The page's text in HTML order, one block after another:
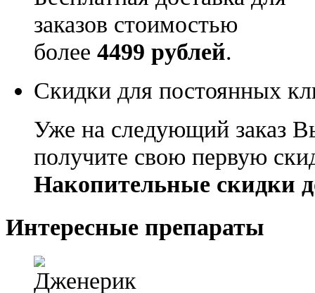
заказов стоимостью
более 4499 рублей.
Скидки для постоянных
Уже на следующий заказ
получите свою первую
Накопительные скидки
Интересные препараты